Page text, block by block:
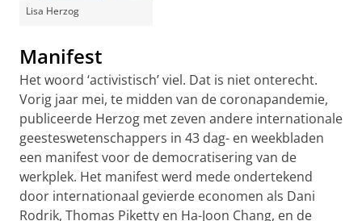
Lisa Herzog
Manifest
Het woord ‘activistisch’ viel. Dat is niet onterecht.
Vorig jaar mei, te midden van de coronapandemie,
publiceerde Herzog met zeven andere internationale
geesteswetenschappers in 43 dag- en weekbladen
een manifest voor de democratisering van de
werkplek. Het manifest werd mede ondertekend
door internationaal gevierde economen als Dani
Rodrik, Thomas Piketty en Ha-Joon Chang, en de